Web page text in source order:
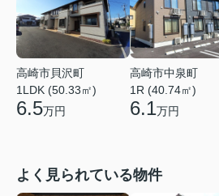
高崎市貝沢町
1LDK (50.33㎡)
6.5万円
高崎市中泉町
1R (40.74㎡)
6.1万円
よく見られている物件